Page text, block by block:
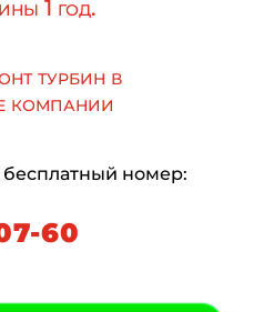
1 год.
турбин в
компании
номер:
60